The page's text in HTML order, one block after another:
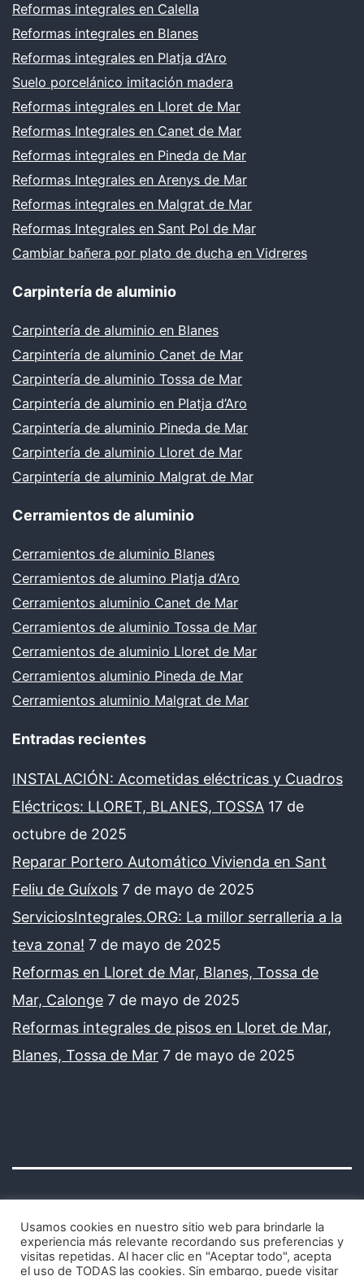
Reformas integrales en Calella
Reformas integrales en Blanes
Reformas integrales en Platja d’Aro
Suelo porcelánico imitación madera
Reformas integrales en Lloret de Mar
Reformas Integrales en Canet de Mar
Reformas integrales en Pineda de Mar
Reformas Integrales en Arenys de Mar
Reformas integrales en Malgrat de Mar
Reformas Integrales en Sant Pol de Mar
Cambiar bañera por plato de ducha en Vidreres
Carpintería de aluminio
Carpintería de aluminio en Blanes
Carpintería de aluminio Canet de Mar
Carpintería de aluminio Tossa de Mar
Carpintería de aluminio en Platja d’Aro
Carpintería de aluminio Pineda de Mar
Carpintería de aluminio Lloret de Mar
Carpintería de aluminio Malgrat de Mar
Cerramientos de aluminio
Cerramientos de aluminio Blanes
Cerramientos de alumino Platja d’Aro
Cerramientos aluminio Canet de Mar
Cerramientos de aluminio Tossa de Mar
Cerramientos de aluminio Lloret de Mar
Cerramientos aluminio Pineda de Mar
Cerramientos aluminio Malgrat de Mar
Entradas recientes
INSTALACIÓN: Acometidas eléctricas y Cuadros
Eléctricos: LLORET, BLANES, TOSSA 17 de
octubre de 2025
Reparar Portero Automático Vivienda en Sant
Feliu de Guíxols 7 de mayo de 2025
ServiciosIntegrales.ORG: La millor serralleria a la
teva zona! 7 de mayo de 2025
Reformas en Lloret de Mar, Blanes, Tossa de
Mar, Calonge 7 de mayo de 2025
Reformas integrales de pisos en Lloret de Mar,
Blanes, Tossa de Mar 7 de mayo de 2025
Avisos legales y política de privacidad
Usamos cookies en nuestro sitio web para brindarle la
experiencia más relevante recordando sus preferencias y
visitas repetidas. Al hacer clic en "Aceptar todo", acepta
el uso de TODAS las cookies. Sin embargo, puede visitar